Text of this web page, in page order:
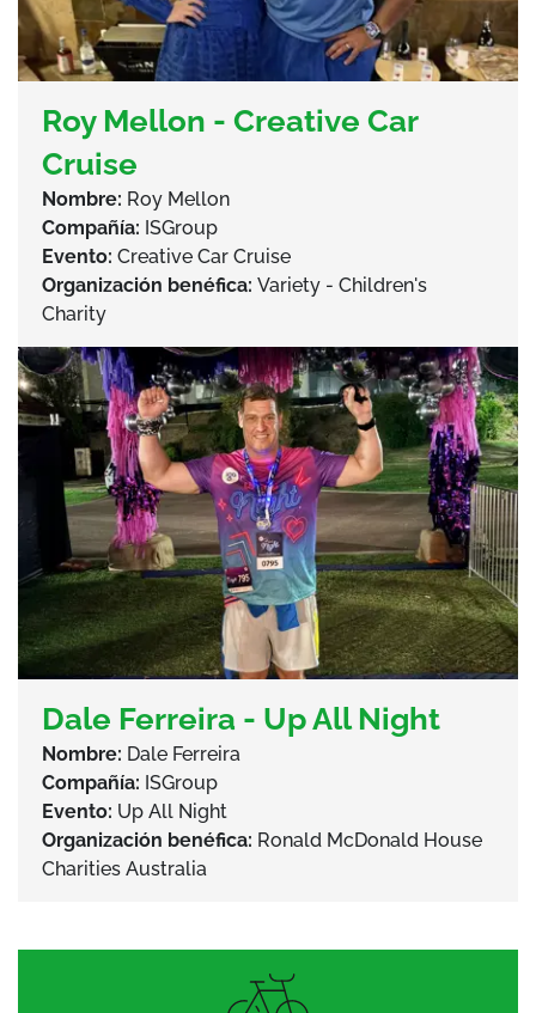
Roy Mellon - Creative Car
Cruise
Nombre: Roy Mellon
Compañía: ISGroup
Evento: Creative Car Cruise
Organización benéfica: Variety - Children's
Charity
Dale Ferreira - Up All Night
Nombre: Dale Ferreira
Compañía: ISGroup
Evento: Up All Night
Organización benéfica: Ronald McDonald House
Charities Australia